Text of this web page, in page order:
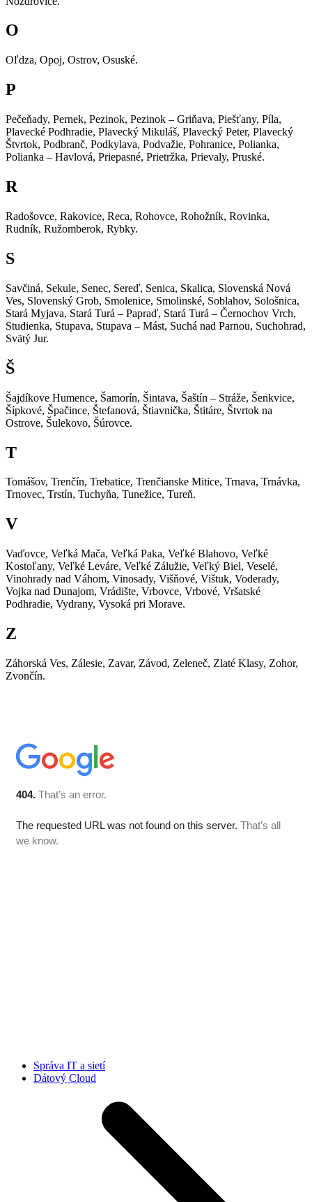
O
Oľdza, Opoj, Ostrov, Osuské.
P
Pečeňady, Pernek, Pezinok, Pezinok – Griňava, Piešťany, Píla,
Plavecké Podhradie, Plavecký Mikuláš, Plavecký Peter, Plavecký
Štvrtok, Podbranč, Podkylava, Podvažie, Pohranice, Polianka,
Polianka – Havlová, Priepasné, Prietržka, Prievaly, Pruské.
R
Radošovce, Rakovice, Reca, Rohovce, Rohožník, Rovinka,
Rudník, Ružomberok, Rybky.
S
Savčiná, Sekule, Senec, Sereď, Senica, Skalica, Slovenská Nová
Ves, Slovenský Grob, Smolenice, Smolinské, Soblahov, Sološnica,
Stará Myjava, Stará Turá – Papraď, Stará Turá – Černochov Vrch,
Studienka, Stupava, Stupava – Mást, Suchá nad Parnou, Suchohrad,
Svätý Jur.
Š
Šajdíkove Humence, Šamorín, Šintava, Šaštín – Stráže, Šenkvice,
Šípkové, Špačince, Štefanová, Štiavnička, Štitáre, Štvrtok na
Ostrove, Šulekovo, Šúrovce.
T
Tomášov, Trenčín, Trebatice, Trenčianske Mitice, Trnava, Trnávka,
Trnovec, Trstín, Tuchyňa, Tunežice, Tureň.
V
Vaďovce, Veľká Mača, Veľká Paka, Veľké Blahovo, Veľké
Kostoľany, Veľké Leváre, Veľké Zálužie, Veľký Biel, Veselé,
Vinohrady nad Váhom, Vinosady, Višňové, Vištuk, Voderady,
Vojka nad Dunajom, Vrádište, Vrbovce, Vrbové, Vršatské
Podhradie, Vydrany, Vysoká pri Morave.
Z
Záhorská Ves, Zálesie, Zavar, Závod, Zeleneč, Zlaté Klasy, Zohor,
Zvončín.
Správa IT a sietí
Dátový Cloud